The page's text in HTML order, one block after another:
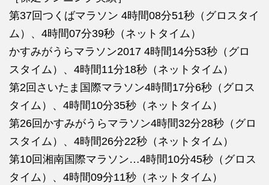
第37回つくばマラソン 4時間08分51秒（グロスタイ
ム）、4時間07分39秒（ネットタイム）
かすみがうらマラソン2017 4時間14分53秒（グロ
スタイム）、4時間11分18秒（ネットタイム）
第2回さいたま国際マラソン4時間17分6秒（グロス
タイム）、4時間10分35秒（ネットタイム）
第26回かすみがうらマラソン4時間32分28秒（グロ
スタイム）、4時間26分22秒（ネットタイム）
第10回湘南国際マラソン…4時間10分45秒（グロス
タイム）、4時間09分11秒（ネットタイム）